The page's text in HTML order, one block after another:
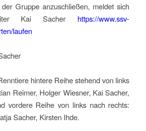
Gruppe anzuschließen, meldet sich
Kai Sacher https://www.ssv-
laufen
hintere Reihe stehend von links
Reimer, Holger Wiesner, Kai Sacher,
vordere Reihe von links nach rechts:
Sacher, Kirsten Ihde.